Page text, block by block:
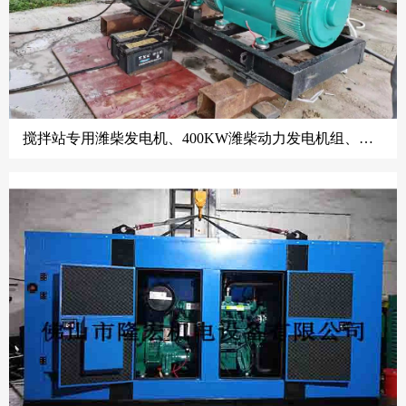
搅拌站专用潍柴发电机、400KW潍柴动力发电机组、潍柴发电机、佛山发电机、潍柴发电机佛山专营